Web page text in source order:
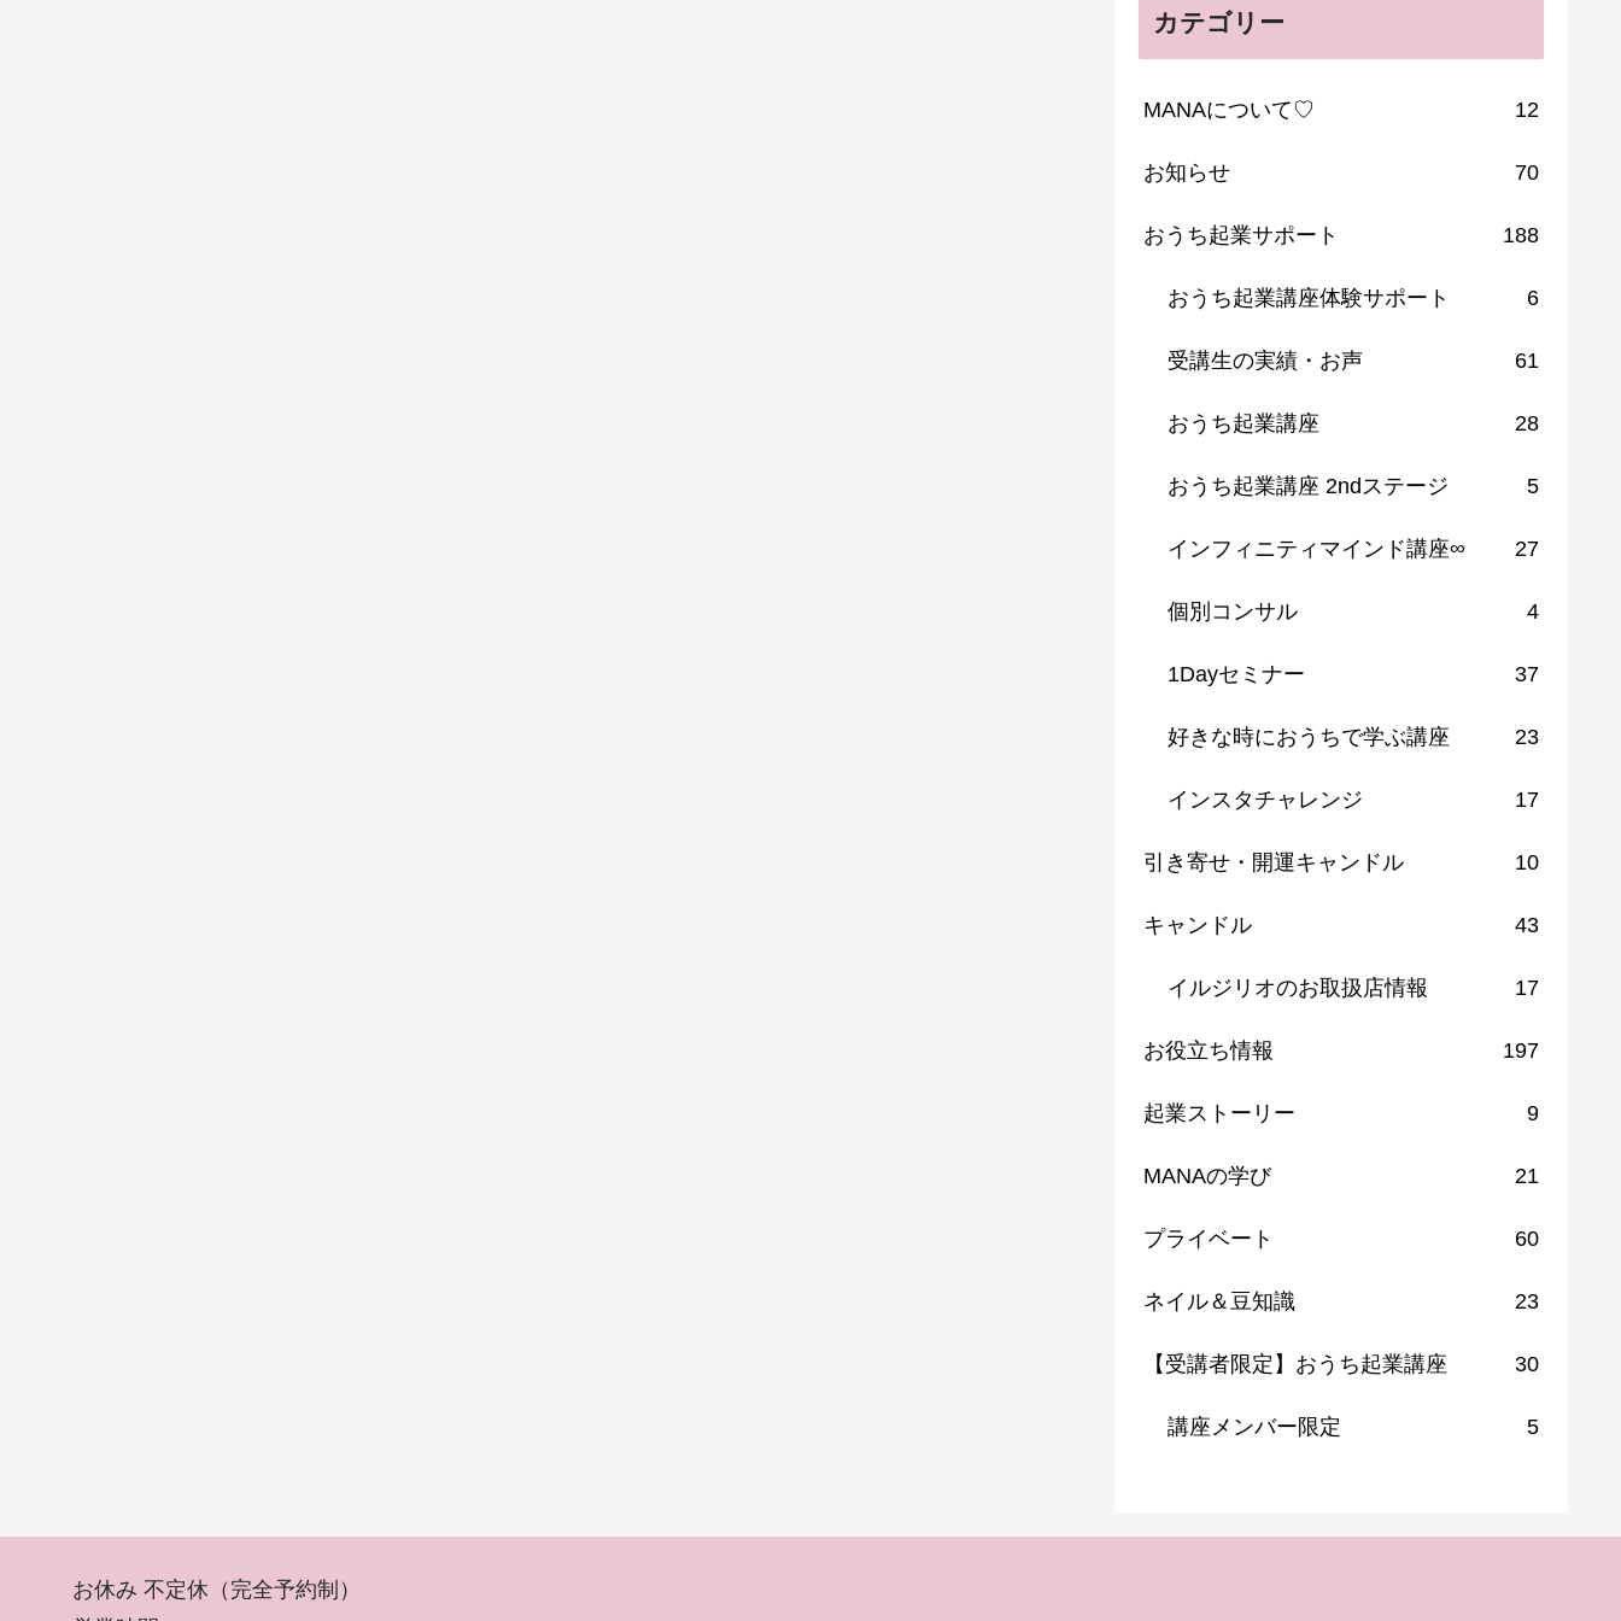
カテゴリー
MANAについて♡ 12
お知らせ 70
おうち起業サポート 188
おうち起業講座体験サポート 6
受講生の実績・お声 61
おうち起業講座 28
おうち起業講座 2ndステージ 5
インフィニティマインド講座∞ 27
個別コンサル 4
1Dayセミナー 37
好きな時におうちで学ぶ講座 23
インスタチャレンジ 17
引き寄せ・開運キャンドル 10
キャンドル 43
イルジリオのお取扱店情報 17
お役立ち情報 197
起業ストーリー 9
MANAの学び 21
プライベート 60
ネイル＆豆知識 23
【受講者限定】おうち起業講座 30
講座メンバー限定 5
お休み 不定休（完全予約制）